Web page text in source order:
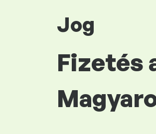
Jog
Fizetés